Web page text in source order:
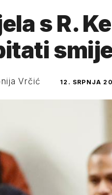
s R.
Vrčić 12. SRPNJA